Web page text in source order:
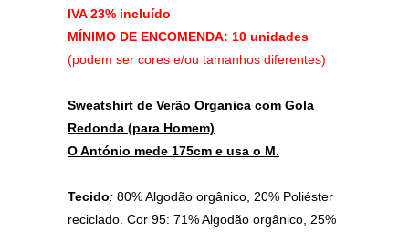
IVA 23% incluído
MÍNIMO DE ENCOMENDA: 10 unidades
(podem ser cores e/ou tamanhos diferentes)
Sweatshirt de Verão Organica com Gola
Redonda (para Homem)
O António mede 175cm e usa o M.
Tecido: 80% Algodão orgânico, 20% Poliéster
reciclado. Cor 95: 71% Algodão orgânico, 25%